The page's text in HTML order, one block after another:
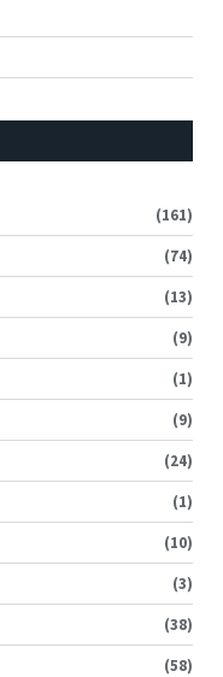
(161)
(74)
(13)
(9)
(1)
(9)
(24)
(1)
(10)
(3)
(38)
(58)